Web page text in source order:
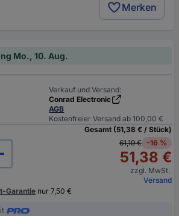
Merken
Mo., 10. Aug.
Verkauf und Versand:
Conrad Electronic
AGB
Kostenfreier Versand ab 100,00 €
Gesamt (51,38 € / Stück)
61,19 € -16 %
51,38 €
zzgl. MwSt.
Versand
Garantie nur 7,50 €